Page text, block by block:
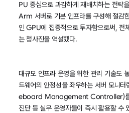
PU 중심으로 과감하게 재배치하는 전략
Arm 서버로 기본 인프라를 구성해 절감
인 GPU에 집중적으로 투자함으로써, 전
는 청사진을 역설했다.
대규모 인프라 운영을 위한 관리 기술도
드웨어의 안정성을 좌우하는 서버 모니
eboard Management Controller)를
진단 등 실무 운영자들이 즉시 활용할 수